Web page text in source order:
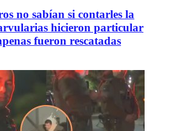
no sabían si contarles la
hicieron particular
fueron rescatadas